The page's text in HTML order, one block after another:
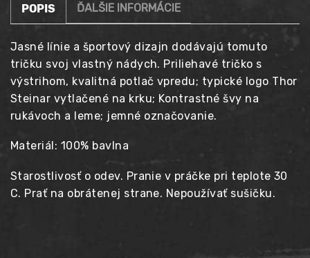
POPIS ĎALŠIE INFORMÁCIE
Jasné línie a športový dizajn dodávajú tomuto
tričku svoj vlastný nádych. Priliehavé tričko s
výstrihom, kvalitná potlač vpredu; typické logo Thor
Steinar vytlačené na krku; Kontrastné švy na
rukávoch a leme; jemné označovanie.
Materiál: 100% bavlna
Starostlivosť o odev. Pranie v práčke pri teplote 30
C. Prať na obrátenej strane. Nepoužívať sušičku.